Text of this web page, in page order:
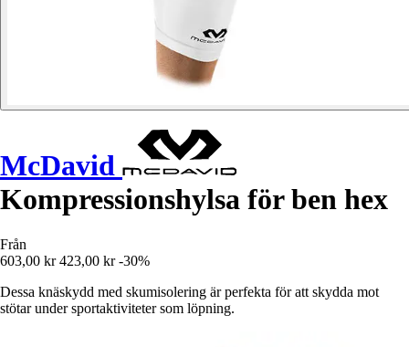
McDavid
Kompressionshylsa för ben hex
Från
603,00 kr 423,00 kr -30%
Dessa knäskydd med skumisolering är perfekta för att skydda mot
stötar under sportaktiviteter som löpning.